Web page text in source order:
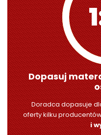
Dopasuj
Doradca dopasuje
oferty kilku
i